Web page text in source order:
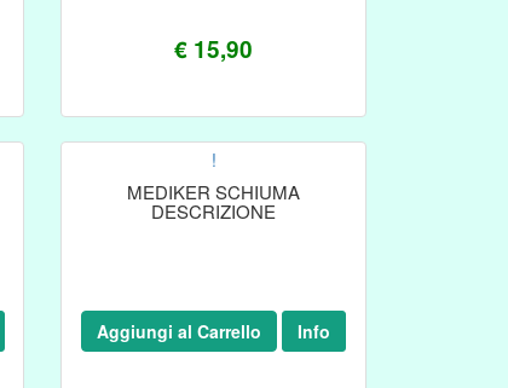
€ 15,90
!
MEDIKER SCHIUMA
DESCRIZIONE
Aggiungi al Carrello Info